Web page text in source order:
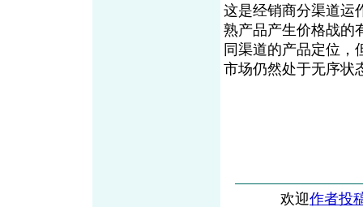
这是经销商分渠道运
熟产品产生价格战的
同渠道的产品定位，
市场仍然处于无序状
欢迎作者投